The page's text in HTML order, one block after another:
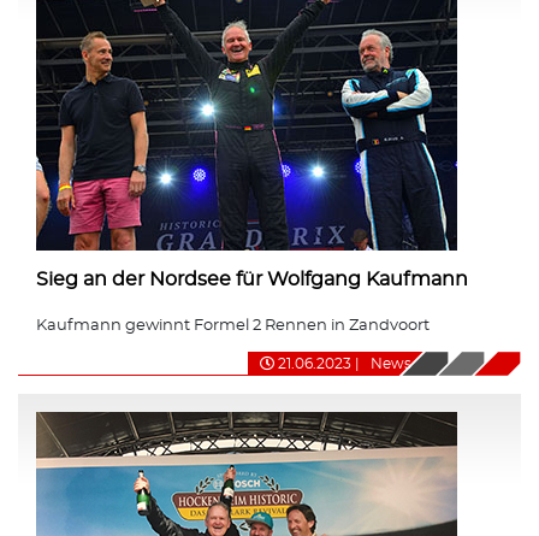
Sieg an der Nordsee für Wolfgang Kaufmann
Kaufmann gewinnt Formel 2 Rennen in Zandvoort
21.06.2023 News